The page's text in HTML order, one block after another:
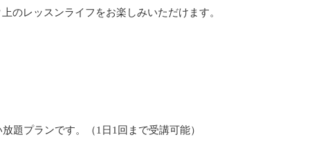
のレッスンライフをお楽しみいただけます。
題プランです。（1日1回まで受講可能）